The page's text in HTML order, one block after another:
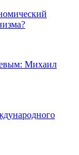
Михаил